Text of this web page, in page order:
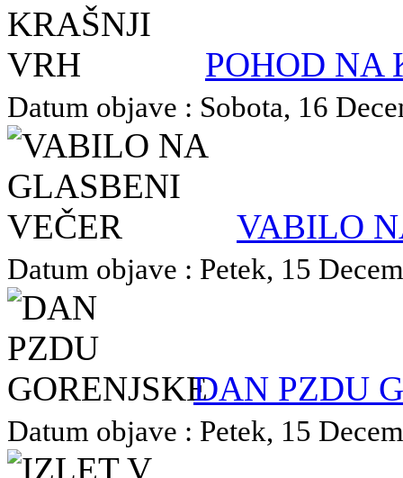
POHOD NA
Datum objave : Sobota, 16
VABILO
Datum objave : Petek, 15
DAN PZDU
Datum objave : Petek, 15